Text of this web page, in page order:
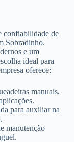
confiabilidade de
Sobradinho.
e um
ideal para
oferece:
manuais,
para auxiliar na
manutenção